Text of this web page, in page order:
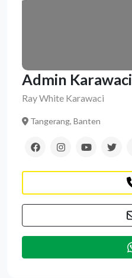
Admin Karawaci
Ray White Karawaci
Tangerang, Banten